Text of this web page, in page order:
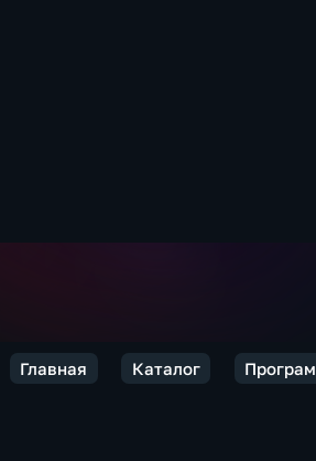
Главная Каталог